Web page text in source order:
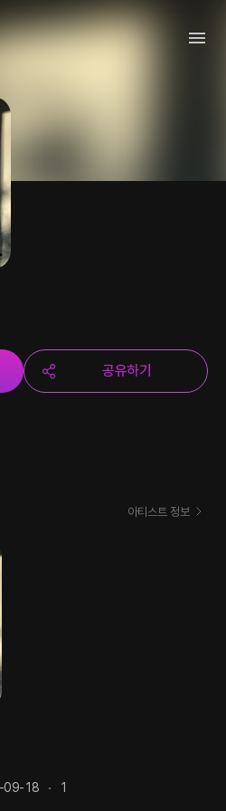
공유하기
아티스트 정보
09-18 1